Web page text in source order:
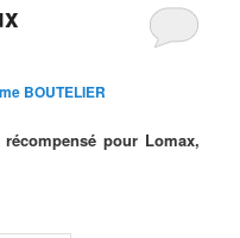
BOUTELIER
pour Lomax,